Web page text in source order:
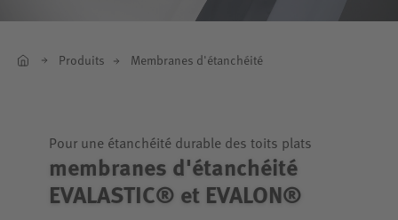
Produits Membranes d'étanchéité
Pour une étanchéité durable des toits plats
membranes d'étanchéité
EVALASTIC® et EVALON®